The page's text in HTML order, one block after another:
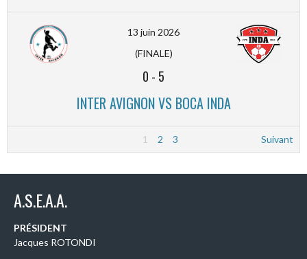
13 juin 2026
(FINALE)
0 - 5
INTER AVIGNON VS BOCA INDA
1 2 3 Suivant
A.S.E.A.A.
PRÉSIDENT
Jacques ROTONDI